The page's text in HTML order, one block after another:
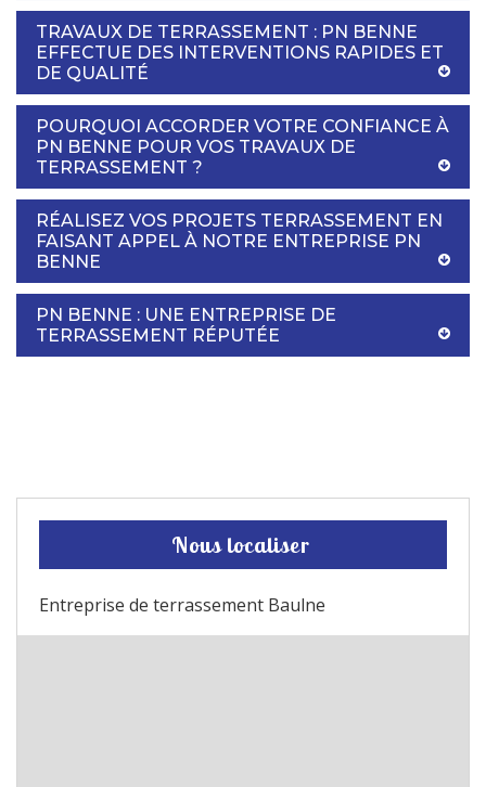
TRAVAUX DE TERRASSEMENT : PN BENNE
EFFECTUE DES INTERVENTIONS RAPIDES ET
DE QUALITÉ
POURQUOI ACCORDER VOTRE CONFIANCE À
PN BENNE POUR VOS TRAVAUX DE
TERRASSEMENT ?
RÉALISEZ VOS PROJETS TERRASSEMENT EN
FAISANT APPEL À NOTRE ENTREPRISE PN
BENNE
PN BENNE : UNE ENTREPRISE DE
TERRASSEMENT RÉPUTÉE
Nous localiser
Entreprise de terrassement Baulne